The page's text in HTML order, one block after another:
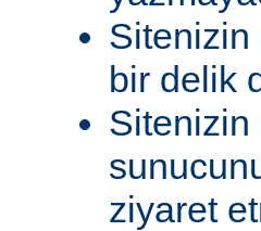
Sitenizin
bir delik
Sitenizin
ziyaret